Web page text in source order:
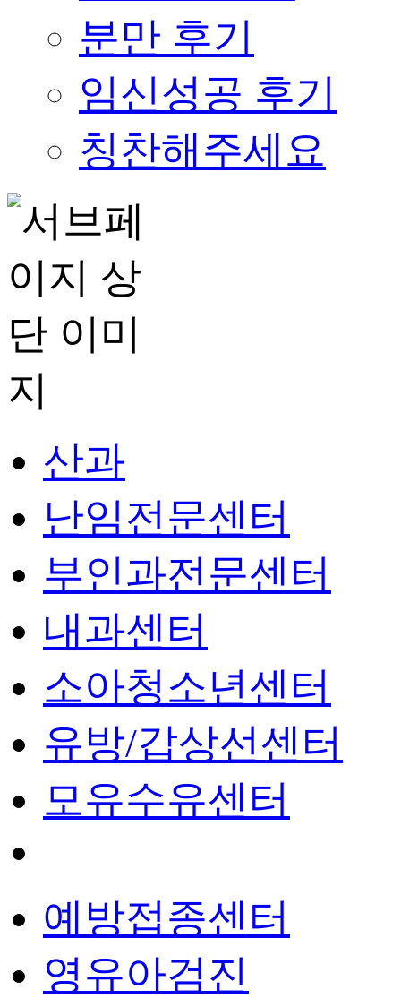
분만 후기
임신성공 후기
칭찬해주세요
산과
난임전문센터
부인과전문센터
내과센터
소아청소년센터
유방/갑상선센터
모유수유센터
예방접종센터
영유아검진